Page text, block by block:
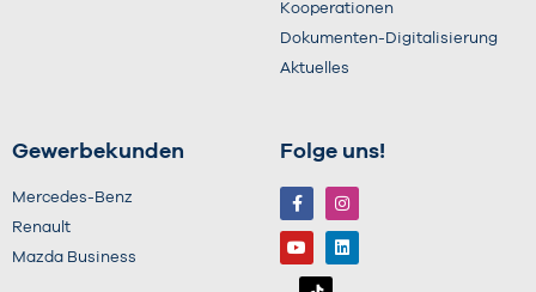
Kooperationen
Dokumenten-Digitalisierung
Aktuelles
Gewerbekunden
Mercedes-Benz
Renault
Mazda Business
Folge uns!